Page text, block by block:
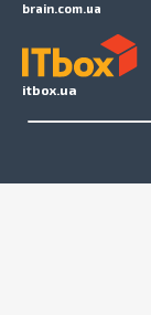
brain.com.ua
itbox.ua